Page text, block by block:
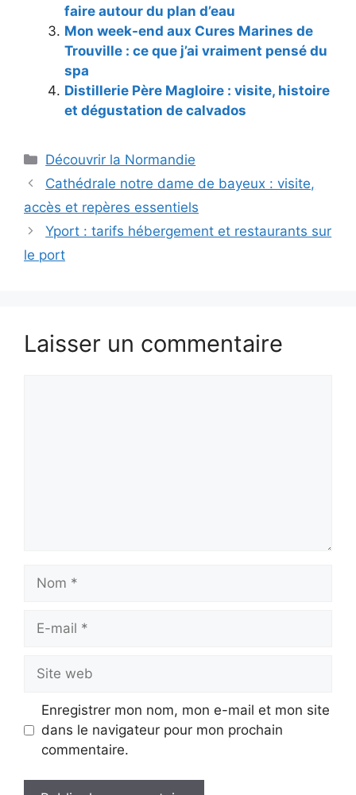
faire autour du plan d’eau
Mon week-end aux Cures Marines de
Trouville : ce que j’ai vraiment pensé du
spa
Distillerie Père Magloire : visite, histoire
et dégustation de calvados
Catégories
Découvrir la Normandie
Cathédrale notre dame de bayeux : visite,
accès et repères essentiels
Yport : tarifs hébergement et restaurants sur
le port
Laisser un commentaire
mail
web
Enregistrer mon nom, mon e-mail et mon site
dans le navigateur pour mon prochain
commentaire.